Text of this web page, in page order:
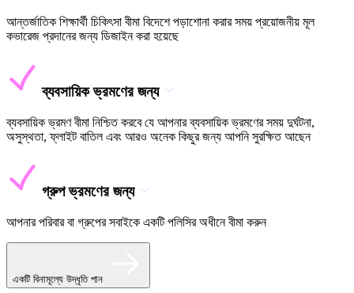
আন্তর্জাতিক শিক্ষার্থী চিকিৎসা বীমা বিদেশে পড়াশোনা করার সময় প্রয়োজনীয় মূল
কভারেজ প্রদানের জন্য ডিজাইন করা হয়েছে
ব্যবসায়িক ভ্রমণের জন্য
ব্যবসায়িক ভ্রমণ বীমা নিশ্চিত করবে যে আপনার ব্যবসায়িক ভ্রমণের সময় দুর্ঘটনা,
অসুস্থতা, ফ্লাইট বাতিল এবং আরও অনেক কিছুর জন্য আপনি সুরক্ষিত আছেন
গ্রুপ ভ্রমণের জন্য
আপনার পরিবার বা গ্রুপের সবাইকে একটি পলিসির অধীনে বীমা করুন
একটি বিনামূল্যে উদ্ধৃতি পান